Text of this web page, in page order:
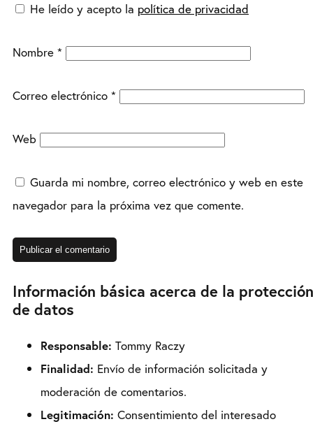
He leído y acepto la política de privacidad
Nombre *
Correo electrónico *
Web
Guarda mi nombre, correo electrónico y web en este
navegador para la próxima vez que comente.
Información básica acerca de la protección
de datos
Responsable: Tommy Raczy
Finalidad: Envío de información solicitada y
moderación de comentarios.
Legitimación: Consentimiento del interesado